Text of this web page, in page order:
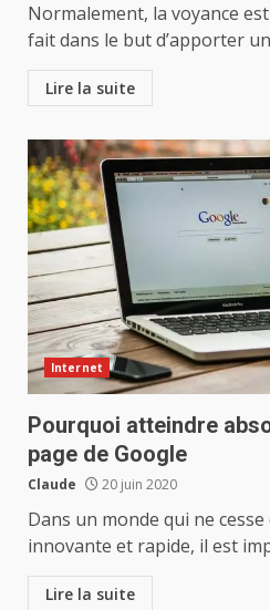
Normalement, la voyance
fait dans le but d’apporter
Lire la suite
Internet
Pourquoi atteindre
page de Google
Claude 20 juin 2020
Dans un monde qui ne cesse
innovante et rapide, il est
Lire la suite